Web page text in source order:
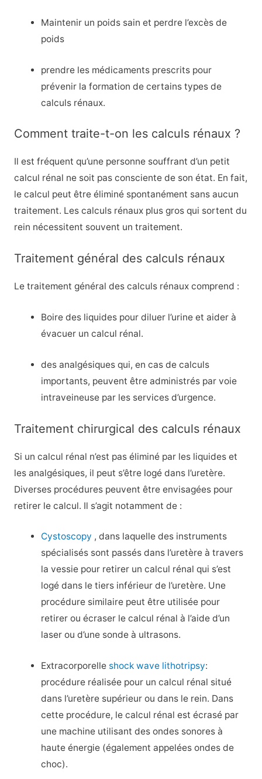
Maintenir un poids sain et perdre l’excès de
poids
prendre les médicaments prescrits pour
prévenir la formation de certains types de
calculs rénaux.
Comment traite-t-on les calculs rénaux ?
Il est fréquent qu’une personne souffrant d’un petit
calcul rénal ne soit pas consciente de son état. En fait,
le calcul peut être éliminé spontanément sans aucun
traitement. Les calculs rénaux plus gros qui sortent du
rein nécessitent souvent un traitement.
Traitement général des calculs rénaux
Le traitement général des calculs rénaux comprend :
Boire des liquides pour diluer l’urine et aider à
évacuer un calcul rénal.
des analgésiques qui, en cas de calculs
importants, peuvent être administrés par voie
intraveineuse par les services d’urgence.
Traitement chirurgical des calculs rénaux
Si un calcul rénal n’est pas éliminé par les liquides et
les analgésiques, il peut s’être logé dans l’uretère.
Diverses procédures peuvent être envisagées pour
retirer le calcul. Il s’agit notamment de :
Cystoscopy , dans laquelle des instruments
spécialisés sont passés dans l’uretère à travers
la vessie pour retirer un calcul rénal qui s’est
logé dans le tiers inférieur de l’uretère. Une
procédure similaire peut être utilisée pour
retirer ou écraser le calcul rénal à l’aide d’un
laser ou d’une sonde à ultrasons.
Extracorporelle shock wave lithotripsy:
procédure réalisée pour un calcul rénal situé
dans l’uretère supérieur ou dans le rein. Dans
cette procédure, le calcul rénal est écrasé par
une machine utilisant des ondes sonores à
haute énergie (également appelées ondes de
choc).